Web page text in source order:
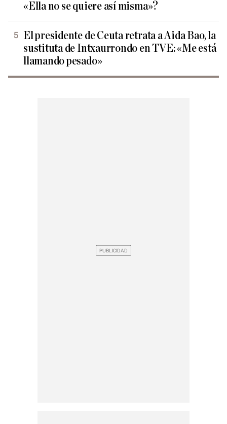
«Ella no se quiere así misma»?
El presidente de Ceuta retrata a Aida Bao, la
sustituta de Intxaurrondo en TVE: «Me está
llamando pesado»